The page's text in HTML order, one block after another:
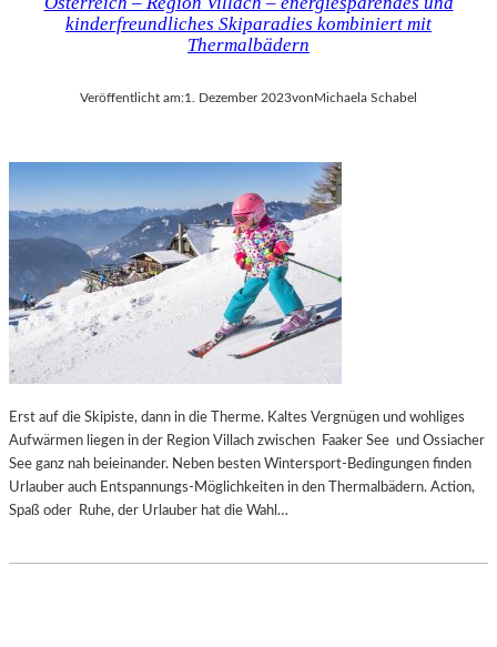
kinderfreundliches Skiparadies kombiniert mit
Thermalbädern
Veröffentlicht am:1. Dezember 2023vonMichaela Schabel
Erst auf die Skipiste, dann in die Therme. Kaltes Vergnügen und wohliges
Aufwärmen liegen in der Region Villach zwischen Faaker See und Ossiacher
See ganz nah beieinander. Neben besten Wintersport-Bedingungen finden
Urlauber auch Entspannungs-Möglichkeiten in den Thermalbädern. Action,
Spaß oder Ruhe, der Urlauber hat die Wahl…